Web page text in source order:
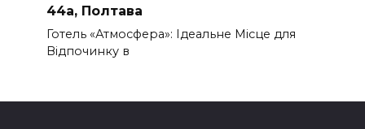
44а, Полтава
Готель «Атмосфера»: Ідеальне Місце для
Відпочинку в